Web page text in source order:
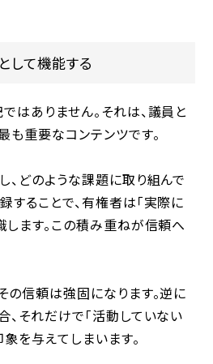
して機能する
はありません。それは、議員と
も重要なコンテンツです。
、どのような課題に取り組んで
することで、有権者は「実際に
します。この積み重ねが信頼へ
の信頼は強固になります。逆に
、それだけで「活動していない
を与えてしまいます。